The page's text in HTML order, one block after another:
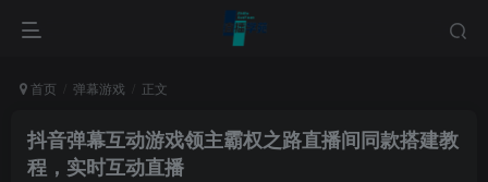
首页 弹幕游戏 正文
抖音弹幕互动游戏领主霸权之路直播间同款搭建教
程，实时互动直播